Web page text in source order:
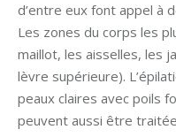
d’entre eux font appel à
Les zones du corps les
maillot, les aisselles, les
lèvre supérieure).
peaux claires avec poils
peuvent aussi être